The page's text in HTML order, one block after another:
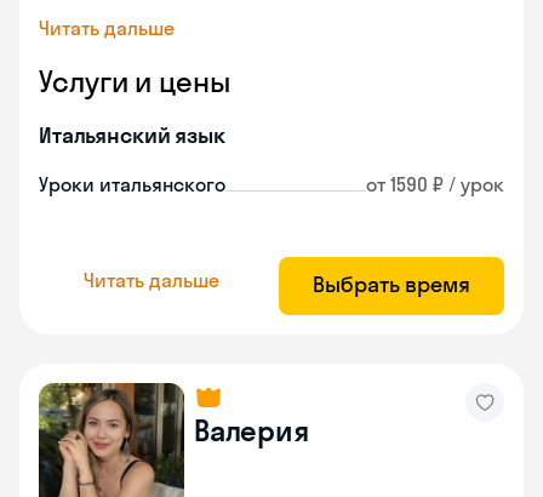
Читать дальше
Услуги и цены
Итальянский язык
Уроки итальянского от 1590 ₽ / урок
Читать дальше Выбрать время
Валерия